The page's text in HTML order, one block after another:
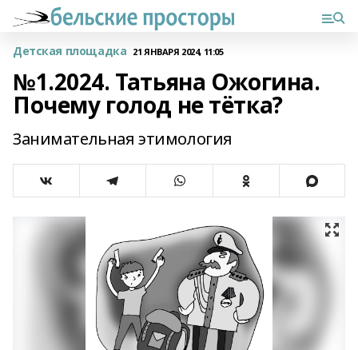
Детская площадка 21 ЯНВАРЯ 2024, 11:05
№1.2024. Татьяна Ожогина.
Почему голод не тётка?
Занимательная этимология